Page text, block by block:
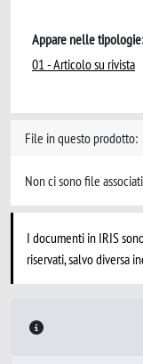
Appare nelle tipologie:
01 - Articolo su rivista
File in questo prodotto:
Non ci sono file
I documenti in IRIS
riservati, salvo diversa